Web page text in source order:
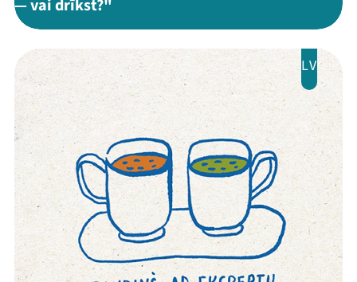
Mana programma
Festivāls
Programma
Arhīvs
Viņi bija LAMPĀ 2026
Jaunumi
Ziedo
— vai drīkst?"
LV